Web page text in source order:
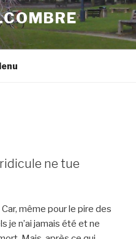
ne tue
même pour le pire des
je n’ai jamais été et ne